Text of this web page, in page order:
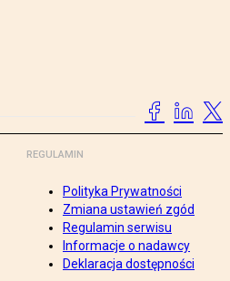
REGULAMIN
Polityka Prywatności
Zmiana ustawień zgód
Regulamin serwisu
Informacje o nadawcy
Deklaracja dostępności